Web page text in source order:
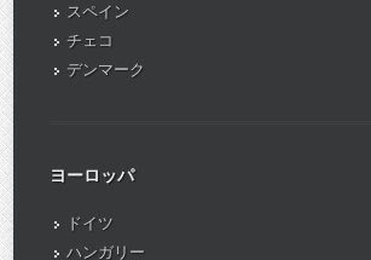
スペイン
チェコ
デンマーク
ヨーロッパ
ドイツ
ハンガリー